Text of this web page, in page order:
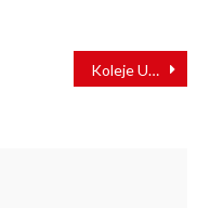
Koleje Ukraińskie przewiozły do UE i z powrotem prawie milion pasażerów